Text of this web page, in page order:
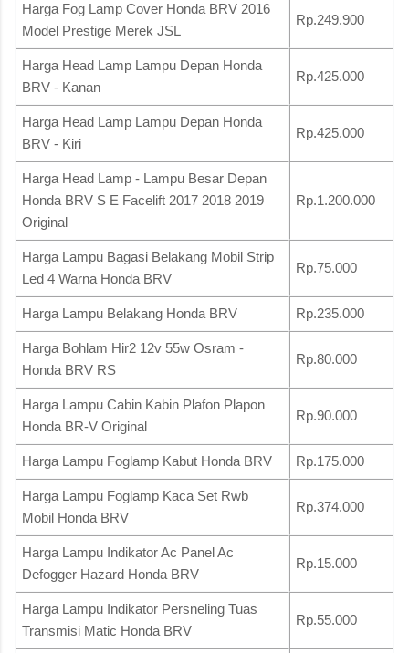
Harga Fog Lamp Cover Honda BRV 2016
Model Prestige Merek JSL
Rp.249.900
Harga Head Lamp Lampu Depan Honda
BRV - Kanan
Rp.425.000
Harga Head Lamp Lampu Depan Honda
BRV - Kiri
Rp.425.000
Harga Head Lamp - Lampu Besar Depan
Honda BRV S E Facelift 2017 2018 2019
Original
Rp.1.200.000
Harga Lampu Bagasi Belakang Mobil Strip
Led 4 Warna Honda BRV
Rp.75.000
Harga Lampu Belakang Honda BRV Rp.235.000
Harga Bohlam Hir2 12v 55w Osram -
Honda BRV RS
Rp.80.000
Harga Lampu Cabin Kabin Plafon Plapon
Honda BR-V Original
Rp.90.000
Harga Lampu Foglamp Kabut Honda BRV Rp.175.000
Harga Lampu Foglamp Kaca Set Rwb
Mobil Honda BRV
Rp.374.000
Harga Lampu Indikator Ac Panel Ac
Defogger Hazard Honda BRV
Rp.15.000
Harga Lampu Indikator Persneling Tuas
Transmisi Matic Honda BRV
Rp.55.000